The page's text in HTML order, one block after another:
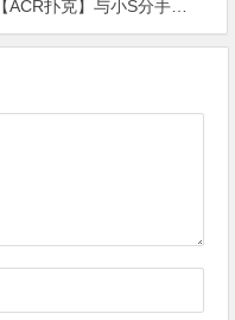
【ACR扑克】与小S分手和曾宝仪婚礼延迟一年后变心，黄子佼最终娶娇妻